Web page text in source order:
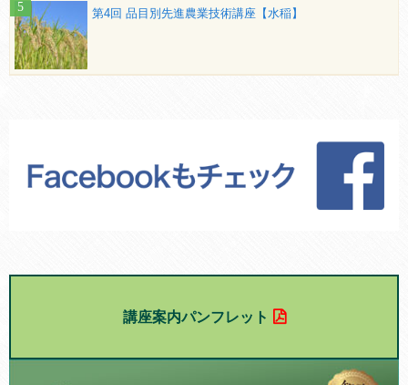
第4回 品目別先進農業技術講座【水稲】
講座案内パンフレット